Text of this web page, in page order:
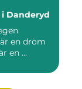
Danderyd
en dröm
en ...